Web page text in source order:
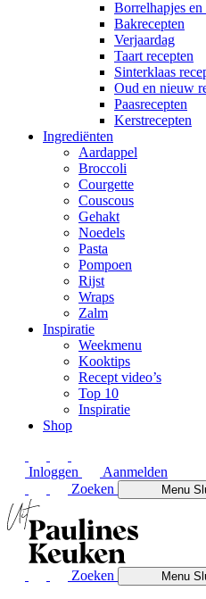
Borrelhapjes en
Bakrecepten
Verjaardag
Taart recepten
Sinterklaas
Oud en nieuw
Paasrecepten
Kerstrecepten
Ingrediënten
Aardappel
Broccoli
Courgette
Couscous
Gehakt
Noedels
Pasta
Pompoen
Rijst
Wraps
Zalm
Inspiratie
Weekmenu
Kooktips
Recept video’s
Top 10
Inspiratie
Shop
Inloggen
Aanmelden
Zoeken
Menu
Zoeken Menu